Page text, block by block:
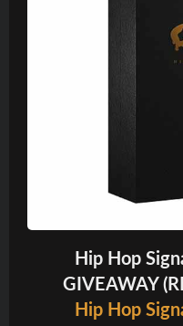
Hip Hop
GIVEAWAY
Hip Hop